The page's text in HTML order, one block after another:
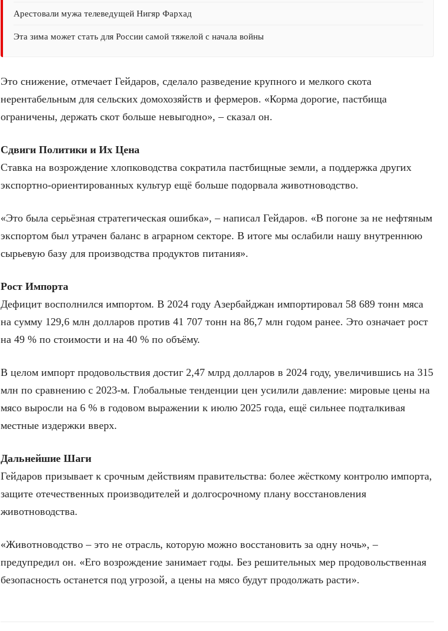
Арестовали мужа телеведущей Нигяр Фархад
Эта зима может стать для России самой тяжелой с начала войны
Это снижение, отмечает Гейдаров, сделало разведение крупного и мелкого скота
нерентабельным для сельских домохозяйств и фермеров. «Корма дорогие, пастбища
ограничены, держать скот больше невыгодно», – сказал он.
Сдвиги Политики и Их Цена
Ставка на возрождение хлопководства сократила пастбищные земли, а поддержка других
экспортно-ориентированных культур ещё больше подорвала животноводство.
«Это была серьёзная стратегическая ошибка», – написал Гейдаров. «В погоне за не нефтяным
экспортом был утрачен баланс в аграрном секторе. В итоге мы ослабили нашу внутреннюю
сырьевую базу для производства продуктов питания».
Рост Импорта
Дефицит восполнился импортом. В 2024 году Азербайджан импортировал 58 689 тонн мяса
на сумму 129,6 млн долларов против 41 707 тонн на 86,7 млн годом ранее. Это означает рост
на 49 % по стоимости и на 40 % по объёму.
В целом импорт продовольствия достиг 2,47 млрд долларов в 2024 году, увеличившись на 315
млн по сравнению с 2023-м. Глобальные тенденции цен усилили давление: мировые цены на
мясо выросли на 6 % в годовом выражении к июлю 2025 года, ещё сильнее подталкивая
местные издержки вверх.
Дальнейшие Шаги
Гейдаров призывает к срочным действиям правительства: более жёсткому контролю импорта,
защите отечественных производителей и долгосрочному плану восстановления
животноводства.
«Животноводство – это не отрасль, которую можно восстановить за одну ночь», –
предупредил он. «Его возрождение занимает годы. Без решительных мер продовольственная
безопасность останется под угрозой, а цены на мясо будут продолжать расти».